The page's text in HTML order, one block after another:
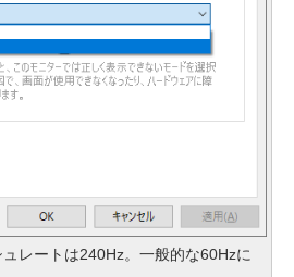
レートは240Hz。一般的な60Hzに